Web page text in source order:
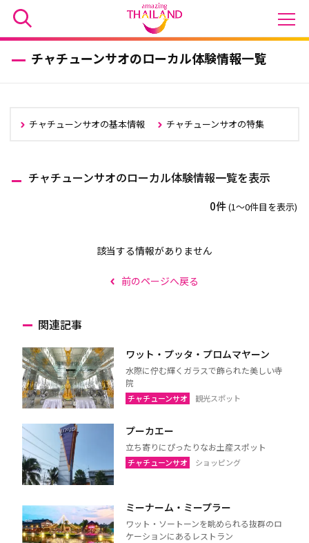
チャチューンサオのローカル体験情報一覧
チャチューンサオの基本情報 チャチューンサオの特集
チャチューンサオのローカル体験情報一覧を表示
0件(1〜0件目を表示)
該当する情報がありません
前のページへ戻る
関連記事
ワット・プッタ・プロムマヤーン
水際に佇む輝くガラスで飾られた美しい寺
院
チャチューンサオ 観光スポット
プーカエー
立ち寄りにぴったりなお土産スポット
チャチューンサオ ショッピング
ミーナーム・ミープラー
ワット・ソートーンを眺められる抜群のロ
ケーションにあるレストラン